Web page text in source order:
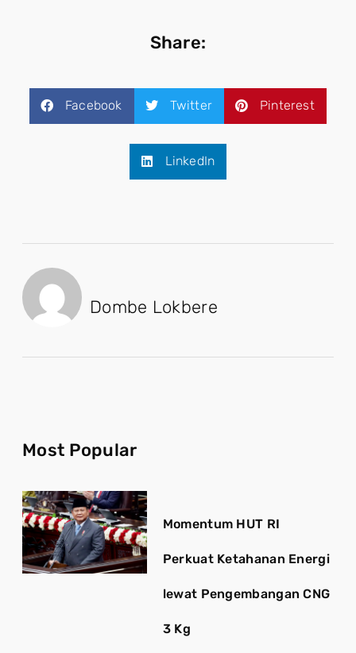
Share:
Facebook Twitter Pinterest
LinkedIn
Dombe Lokbere
Most Popular
Momentum HUT RI
Perkuat Ketahanan Energi
lewat Pengembangan CNG
3 Kg